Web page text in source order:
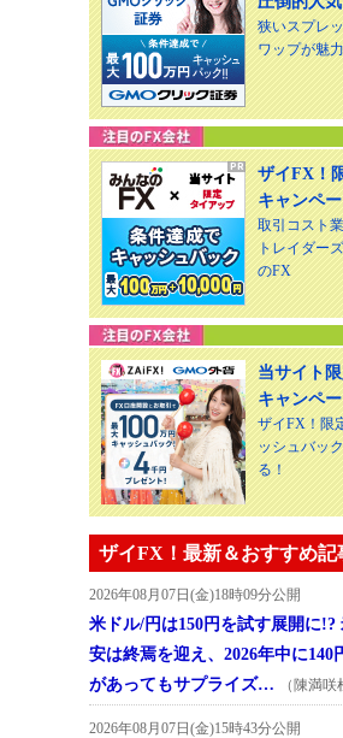
狭いスプレ
ワップが魅力
ザイFX！
キャンペ
取引コスト
トレイダー
のFX
当サイト
キャンペー
ザイFX！限
ッシュバッ
る！
ザイFX！最新＆おすすめ記
2026年08月07日(金)18時09分公開
米ドル/円は150円を試す展開に!?
安は終焉を迎え、2026年中に140
があってもサプライズ…
（陳満咲
2026年08月07日(金)15時43分公開